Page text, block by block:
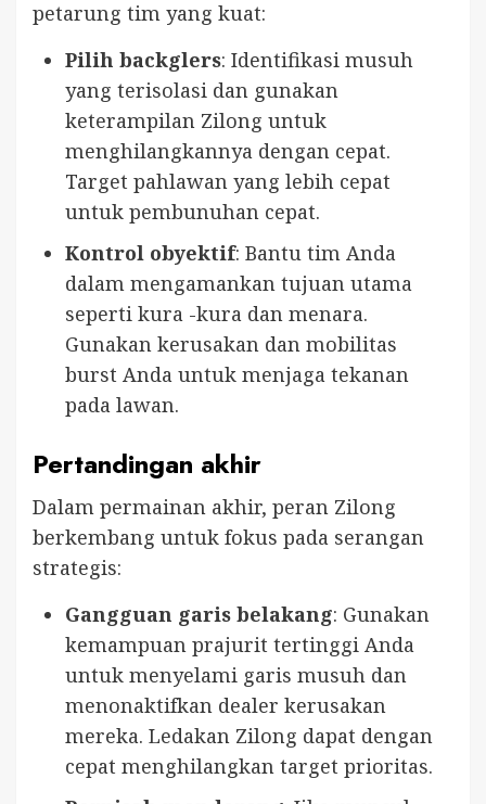
petarung tim yang kuat:
Pilih backglers: Identifikasi musuh
yang terisolasi dan gunakan
keterampilan Zilong untuk
menghilangkannya dengan cepat.
Target pahlawan yang lebih cepat
untuk pembunuhan cepat.
Kontrol obyektif: Bantu tim Anda
dalam mengamankan tujuan utama
seperti kura -kura dan menara.
Gunakan kerusakan dan mobilitas
burst Anda untuk menjaga tekanan
pada lawan.
Pertandingan akhir
Dalam permainan akhir, peran Zilong
berkembang untuk fokus pada serangan
strategis:
Gangguan garis belakang: Gunakan
kemampuan prajurit tertinggi Anda
untuk menyelami garis musuh dan
menonaktifkan dealer kerusakan
mereka. Ledakan Zilong dapat dengan
cepat menghilangkan target prioritas.